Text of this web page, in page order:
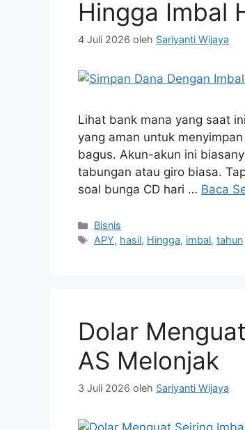
Hingga Imbal
4 Juli 2026 oleh Sariyanti Wijaya
Lihat bank mana yang saat
yang aman untuk
bagus. Akun-akun ini
tabungan atau giro biasa.
soal bunga CD hari … Baca
Kategori
Bisnis
Tag
APY, hasil, Hingga, imbal,tahun
Dolar
AS Melonjak
3 Juli 2026 oleh Sariyanti Wijaya